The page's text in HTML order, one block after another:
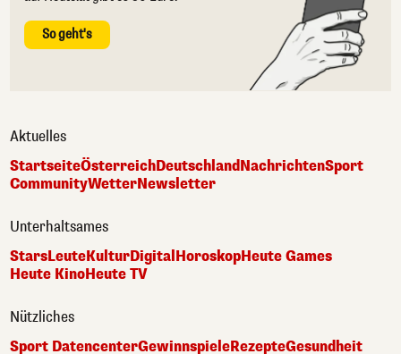
So geht's
Aktuelles
StartseiteÖsterreichDeutschlandNachrichtenSport
CommunityWetterNewsletter
Unterhaltsames
StarsLeuteKulturDigital HoroskopHeute Games
Heute KinoHeute TV
Nützliches
Sport DatencenterGewinnspieleRezepteGesundheit